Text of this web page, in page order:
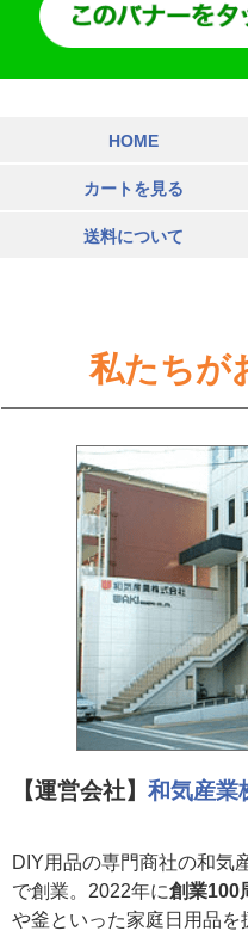
HOME
カートを見る
送料について
私たちが
【運営会社】 和気産業
DIY用品の専門商社の和気
で創業。2022年に創業100
や釜といった家庭日用品